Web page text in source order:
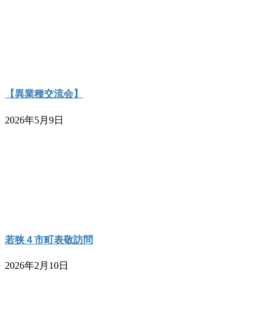
【異業種交流会】
2026年5月9日
若狭４市町表敬訪問
2026年2月10日